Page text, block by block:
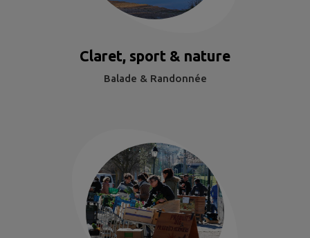
Claret, sport & nature
Balade & Randonnée